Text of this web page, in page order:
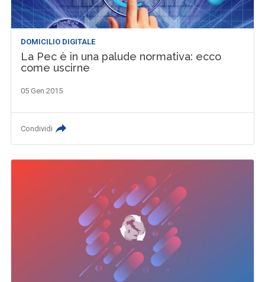
DOMICILIO DIGITALE
La Pec è in una palude normativa: ecco
come uscirne
05 Gen 2015
Condividi